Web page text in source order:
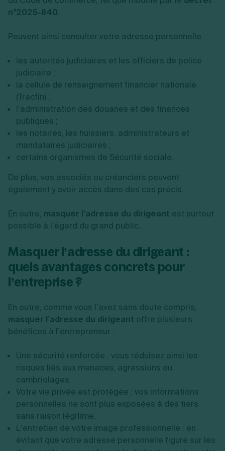
n°2025-840.
Peuvent ainsi consulter votre adresse personnelle :
les autorités judiciaires et les officiers de police
judiciaire ;
la cellule de renseignement financier nationale
(Tracfin) ;
l’administration des douanes et des finances
publiques ;
les notaires, les huissiers, administrateurs et
mandataires judiciaires ;
certains organismes de Sécurité sociale.
De plus, vos associés ou créanciers peuvent
également y avoir accès dans des cas précis.
En outre, masquer l’adresse du dirigeant est surtout
possible à l’égard du grand public.
Masquer l’adresse du dirigeant :
quels avantages concrets pour
l’entreprise ?
En outre, comme vous l’avez sans doute compris,
masquer l’adresse du dirigeant offre plusieurs
bénéfices à l’entrepreneur :
Une sécurité renforcée : vous réduisez ainsi les
risques liés aux menaces, agressions ou
cambriolages.
Votre vie privée est protégée : vos informations
personnelles ne sont plus exposées à des tiers
sans raison légitime.
L’entretien de votre image professionnelle : en
évitant que votre adresse personnelle figure sur les